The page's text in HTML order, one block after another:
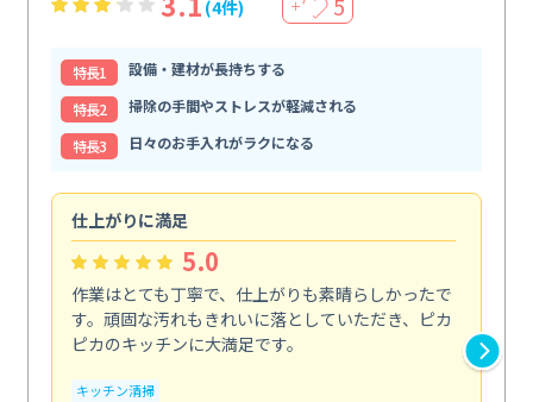
(4件) ＋ 5
特⻑1
設備・建材が長持ちする
特⻑2
掃除の手間やストレスが軽減される
特⻑3
日々のお手入れがラクになる
仕上がりに満足
5.0
作業はとても丁寧で、仕上がりも素晴らしかったで
す。頑固な汚れもきれいに落としていただき、ピカ
ピカのキッチンに大満足です。
キッチン清掃